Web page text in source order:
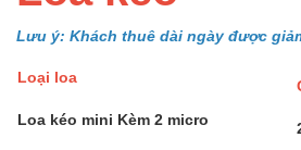
Lưu ý: Khách thuê dài ngày được
Loại loa
Loa kéo mini Kèm 2 micro